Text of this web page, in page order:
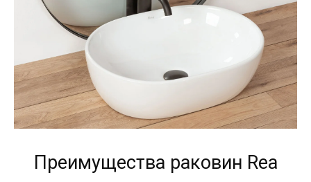
Преимущества раковин Rea